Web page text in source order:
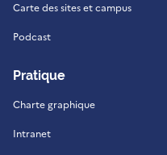
Carte des sites et campus
Podcast
Pratique
Charte graphique
Intranet